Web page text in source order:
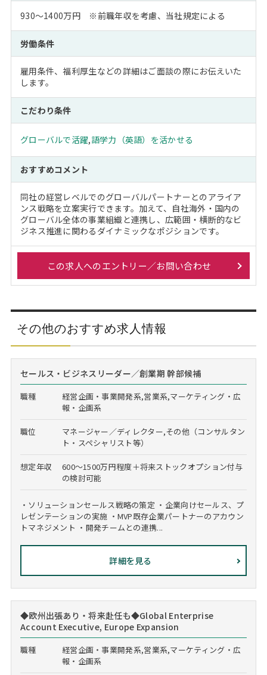
930～1400万円 ※前職年収を考慮、当社規定による
労働条件
雇用条件、福利厚生などの詳細はご面談の際にお伝えいた
します。
こだわり条件
グローバルで活躍,語学力（英語）を活かせる
おすすめコメント
同社の経営レベルでのグローバルパートナーとのアライア
ンス戦略を立案実行できます。加えて、自社海外・国内の
グローバル全体の事業組織と連携し、広範囲・横断的なビ
ジネス推進に関わるダイナミックなポジションです。
この求人へのエントリー／お問い合わせ
その他のおすすめ求人情報
セールス・ビジネスリーダー／創業期 幹部候補
職種
経営企画・事業開発系,営業系,マーケティング・広
報・企画系
職位
マネージャー／ディレクター,その他（コンサルタン
ト・スペシャリスト等）
想定年収
600～1500万円程度＋将来ストックオプション付与
の検討可能
・ソリューションセールス戦略の策定 ・企業向けセールス、プ
レゼンテーションの実施 ・MVP既存企業パートナーのアカウン
トマネジメント ・開発チームとの連携...
詳細を見る
◆欧州出張あり・将来赴任も◆Global Enterprise
Account Executive, Europe Expansion
職種
経営企画・事業開発系,営業系,マーケティング・広
報・企画系